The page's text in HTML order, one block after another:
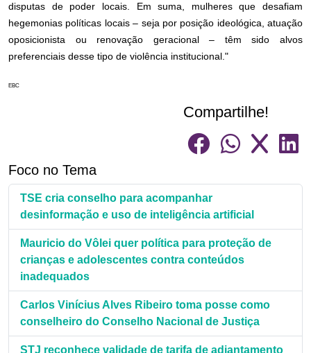
disputas de poder locais. Em suma, mulheres que desafiam
hegemonias políticas locais – seja por posição ideológica, atuação
oposicionista ou renovação geracional – têm sido alvos
preferenciais desse tipo de violência institucional."
EBC
Compartilhe!
Foco no Tema
TSE cria conselho para acompanhar
desinformação e uso de inteligência artificial
Mauricio do Vôlei quer política para proteção de
crianças e adolescentes contra conteúdos
inadequados
Carlos Vinícius Alves Ribeiro toma posse como
conselheiro do Conselho Nacional de Justiça
STJ reconhece validade de tarifa de adiantamento